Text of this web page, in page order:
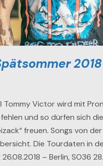
2018
Tommy Victor wird mit
und so dürfen sich die
freuen. Songs von
Die Tourdaten in
– Berlin, SO36